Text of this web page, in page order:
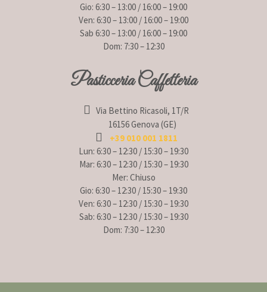
Gio: 6:30 – 13:00 / 16:00 – 19:00
Ven: 6:30 – 13:00 / 16:00 – 19:00
Sab 6:30 – 13:00 / 16:00 – 19:00
Dom: 7:30 – 12:30
Pasticceria Caffetteria
Via Bettino Ricasoli, 1T/R
16156 Genova (GE)
+39 010 001 1811
Lun: 6:30 – 12:30 / 15:30 – 19:30
Mar: 6:30 – 12:30 / 15:30 – 19:30
Mer: Chiuso
Gio: 6:30 – 12:30 / 15:30 – 19:30
Ven: 6:30 – 12:30 / 15:30 – 19:30
Sab: 6:30 – 12:30 / 15:30 – 19:30
Dom: 7:30 – 12:30